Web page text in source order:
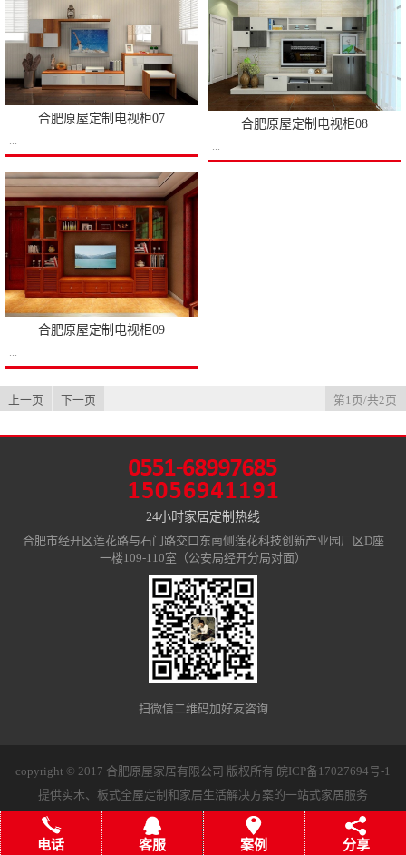
合肥原屋定制电视柜07
...
合肥原屋定制电视柜08
...
合肥原屋定制电视柜09
...
上一页 下一页 第1页/共2页
24小时家居定制热线
合肥市经开区莲花路与石门路交口东南侧莲花科技创新产业园厂区D座
一楼109-110室（公安局经开分局对面）
扫微信二维码加好友咨询
copyright © 2017 合肥原屋家居有限公司 版权所有 皖ICP备17027694号-1
提供实木、板式全屋定制和家居生活解决方案的一站式家居服务
电话 客服 案例 分享